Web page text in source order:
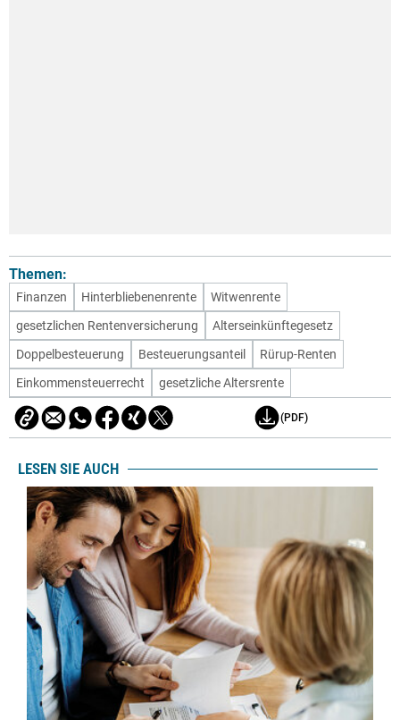
Themen:
Finanzen Hinterbliebenenrente
Witwenrente
gesetzlichen Rentenversicherung
Alterseinkünftegesetz
Doppelbesteuerung
Besteuerungsanteil
Rürup-Renten
Einkommensteuerrecht
gesetzliche Altersrente
(PDF)
LESEN SIE AUCH